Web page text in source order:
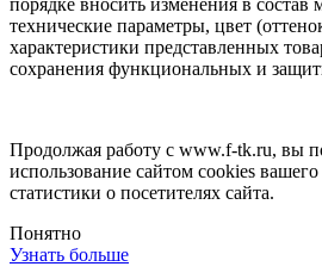
порядке вносить изменения в состав
технические параметры, цвет
характеристики представленных
сохранения функциональных и
Продолжая работу с www.f-tk.ru, вы
использование сайтом cookies вашего
статистики о посетителях сайта.
Понятно
Узнать больше